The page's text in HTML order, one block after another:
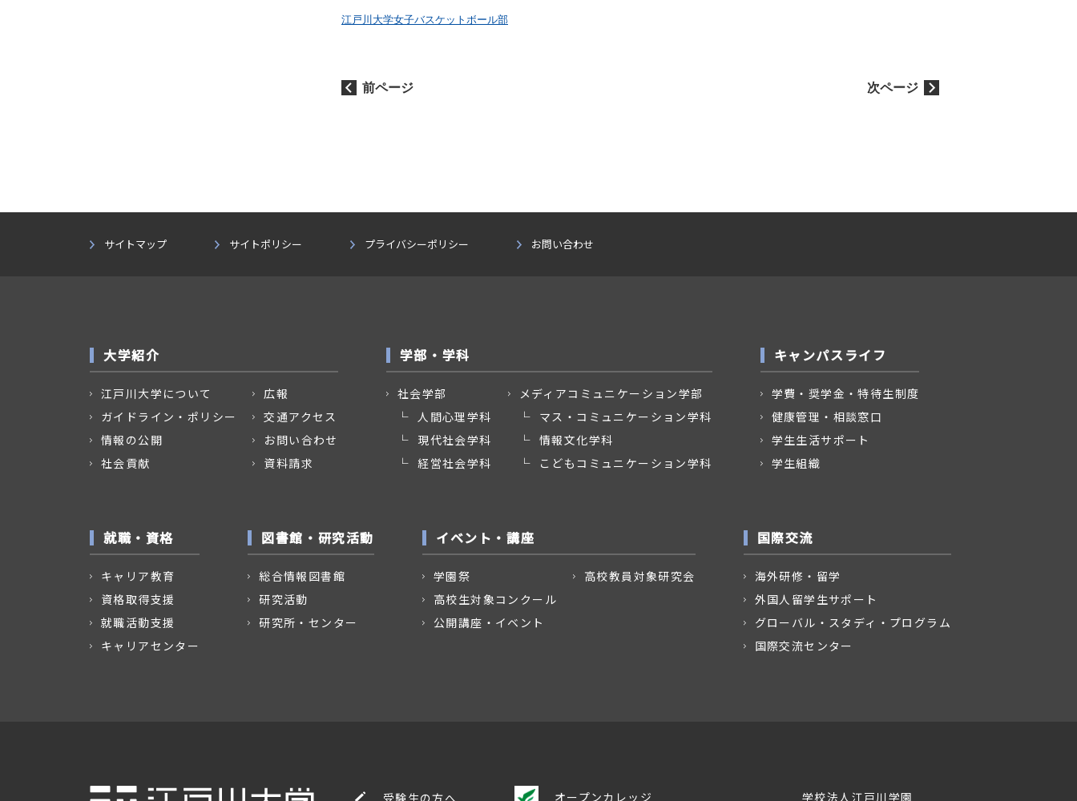
江戸川大学女子バスケットボール部
前ページ 次ページ
サイトマップ サイトポリシー プライバシーポリシー お問い合わせ
大学紹介
江戸川大学について
ガイドライン・ポリシー
情報の公開
社会貢献
広報
交通アクセス
お問い合わせ
資料請求
学部・学科
社会学部
人間心理学科
現代社会学科
経営社会学科
メディアコミュニケーション学部
マス・コミュニケーション学科
情報文化学科
こどもコミュニケーション学科
キャンパスライフ
学費・奨学金・特待生制度
健康管理・相談窓口
学生生活サポート
学生組織
就職・資格
キャリア教育
資格取得支援
就職活動支援
キャリアセンター
図書館・研究活動
総合情報図書館
研究活動
研究所・センター
イベント・講座
学園祭
高校生対象コンクール
公開講座・イベント
高校教員対象研究会
国際交流
海外研修・留学
外国人留学生サポート
グローバル・スタディ・プログラム
国際交流センター
オープンカレッジ 学校法人江戸川学園